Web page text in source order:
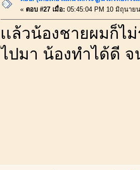
« ตอบ #27 เมื่อ: 05:45:04 PM 10 มิถุนาย
เเล้วน้องชายผมก็ไ
ไปมา น้องทำได้ดี จ